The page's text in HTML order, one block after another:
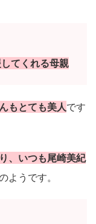
てくれる母親
もとても美人です
、いつも尾崎美紀
ようです。